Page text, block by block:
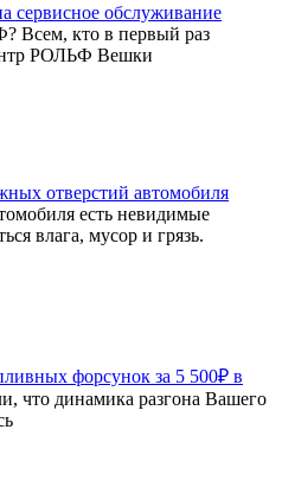
сервисное обслуживание
Всем, кто в первый раз
РОЛЬФ Вешки
отверстий автомобиля
есть невидимые
влага, мусор и грязь.
форсунок за 5 500₽ в
что динамика разгона Вашего